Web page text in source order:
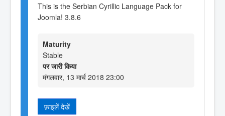
This is the Serbian Cyrillic Language Pack for
Joomla! 3.8.6
Maturity
Stable
पर जारी किया
मंगलवार, 13 मार्च 2018 23:00
फ़ाइलें देखें